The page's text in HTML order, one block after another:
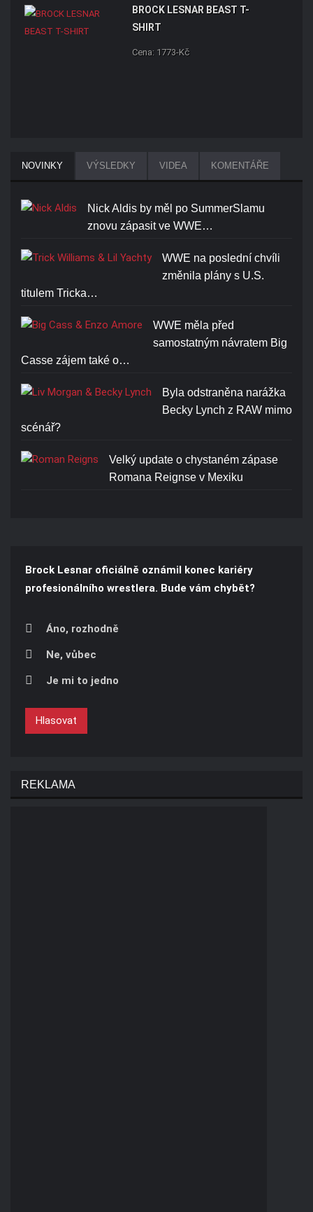
BROCK LESNAR BEAST T-
SHIRT
Cena: 1773-Kč
NOVINKY VÝSLEDKY VIDEA KOMENTÁŘE
Nick Aldis by měl po SummerSlamu
znovu zápasit ve WWE…
WWE na poslední chvíli
změnila plány s U.S.
titulem Tricka…
WWE měla před
samostatným návratem Big
Casse zájem také o…
Byla odstraněna narážka
Becky Lynch z RAW mimo
scénář?
Velký update o chystaném zápase
Romana Reignse v Mexiku
Brock Lesnar oficiálně oznámil konec kariéry
profesionálního wrestlera. Bude vám chybět?
Áno, rozhodně
Ne, vůbec
Je mi to jedno
Hlasovat
REKLAMA